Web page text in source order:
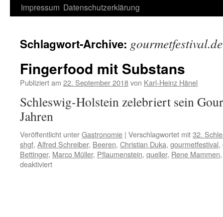
Zum
springen
Impressum Datenschutzerklärung
Schlagwort-Archive: gourmetfestival.de
Fingerfood mit Substans
Publiziert am 22. September 2018von Karl-Heinz Hänel
Schleswig-Holstein zelebriert sein
Jahren
Veröffentlicht unterGastronomie | Verschlagwortet mit32.
shgf, Alfred Schreiber, Beeren, Christian Duka, gourmetfestival,
Bettinger, Marco Müller, Pflaumenstein, queller, Rene Mammen
deaktiviertfür